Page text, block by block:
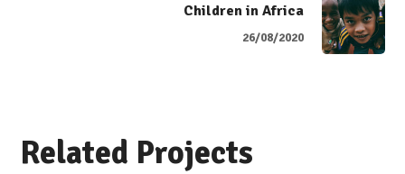
Children in Africa
26/08/2020
Related Projects